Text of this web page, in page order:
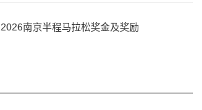
2026南京半程马拉松奖金及奖励